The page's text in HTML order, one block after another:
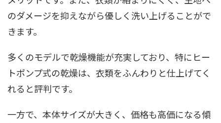
のダメージを抑えながら優しく洗い上げることがで
きます。
多くのモデルで乾燥機能が充実しており、特にヒー
トポンプ式の乾燥は、衣類をふんわりと仕上げてく
れると評判です。
一方で、本体サイズが大きく、価格も高価になる傾